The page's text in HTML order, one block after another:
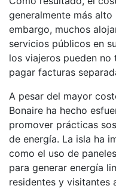
generalmente más
embargo, muchos
servicios públicos en
los viajeros pueden
pagar facturas
A pesar del mayor
Bonaire ha hecho
promover prácticas
de energía. La isla ha
como el uso de
para generar energía
residentes y visitantes